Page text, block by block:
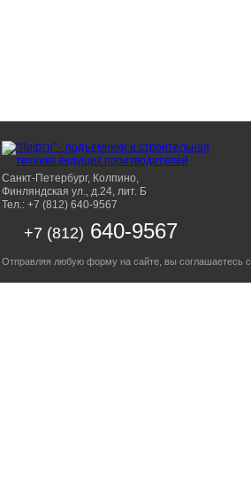
Санкт-Петербург, Колпино,
Финляндская ул., д.24, лит. Б
Тел.: +7 (812) 640-9567
+7 (812) 640-9567
Отправляя любую форму на сайте, вы соглашаетесь с